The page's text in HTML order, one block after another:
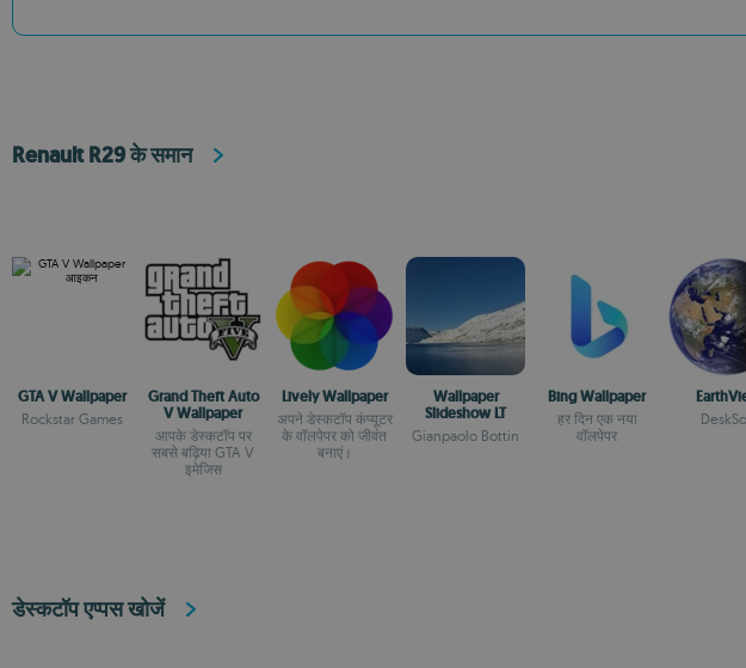
Renault R29 के समान
GTA V Wallpaper
Rockstar Games
Grand Theft Auto
V Wallpaper
आपके डेस्कटॉप पर
सबसे बढ़िया GTA V
इमेजिस
Lively Wallpaper
अपने डेस्कटॉप कंप्यूटर
के वॉलपेपर को जीवंत
बनाएं।
Wallpaper
Slideshow LT
Gianpaolo Bottin
Bing Wallpaper
हर दिन एक नया
वॉलपेपर
डेस्कटॉप एप्पस खोजें